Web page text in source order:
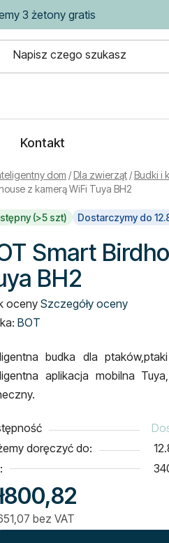
3 żetony gratis
Kontakt
dom /Dla zwierząt /Budki i
z kamerą WiFi Tuya BH2
(>5 szt) Dostarczymy do
Smart
BH2
ocenySzczegóły oceny
BOT
budka dla ptaków,
aplikacja mobilna
doręczyć do:
bez VAT